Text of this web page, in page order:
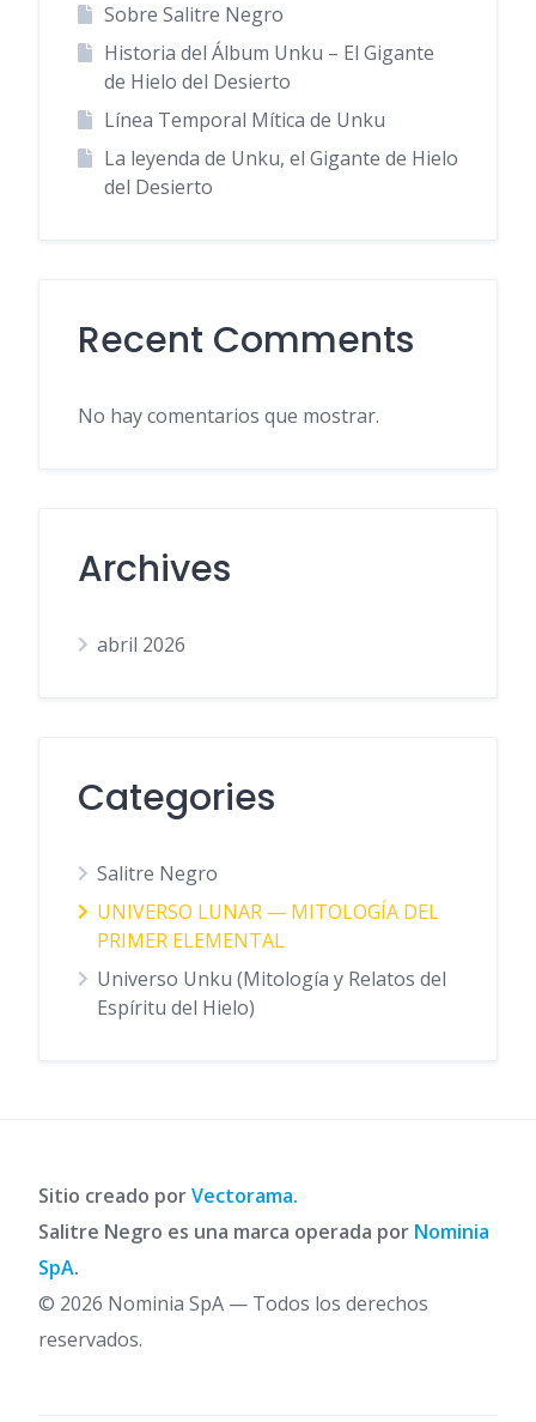
Sobre Salitre Negro
Historia del Álbum Unku – El Gigante
de Hielo del Desierto
Línea Temporal Mítica de Unku
La leyenda de Unku, el Gigante de Hielo
del Desierto
Recent Comments
No hay comentarios que mostrar.
Archives
abril 2026
Categories
Salitre Negro
UNIVERSO LUNAR — MITOLOGÍA DEL
PRIMER ELEMENTAL
Universo Unku (Mitología y Relatos del
Espíritu del Hielo)
Sitio creado porVectorama.
Salitre Negro es una marca operada por Nominia
SpA.
© 2026 Nominia SpA — Todos los derechos
reservados.